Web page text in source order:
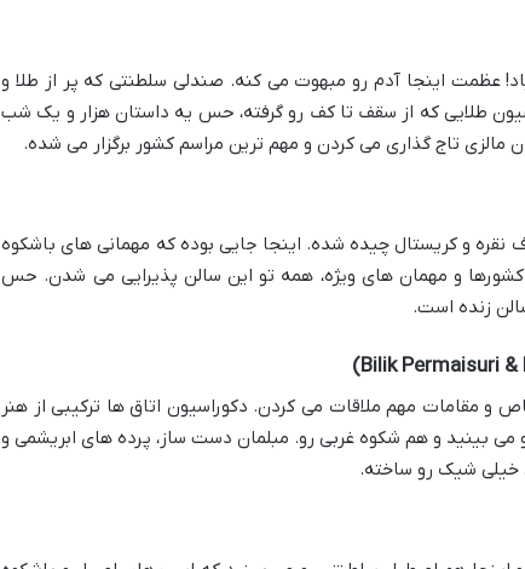
عظمت اینجا آدم رو مبهوت می کنه. صندلی سلطنتی که پر از طلا و
طلایی که از سقف تا کف رو گرفته، حس یه داستان هزار و یک شب
مالزی تاج گذاری می کردن و مهم ترین مراسم کشور برگزار می شده.
نقره و کریستال چیده شده. اینجا جایی بوده که مهمانی های باشکوه
کشورها و مهمان های ویژه، همه تو این سالن پذیرایی می شدن. حس
زنده است.
و مقامات مهم ملاقات می کردن. دکوراسیون اتاق ها ترکیبی از هنر
می بینید و هم شکوه غربی رو. مبلمان دست ساز، پرده های ابریشمی و
خیلی شیک رو ساخته.